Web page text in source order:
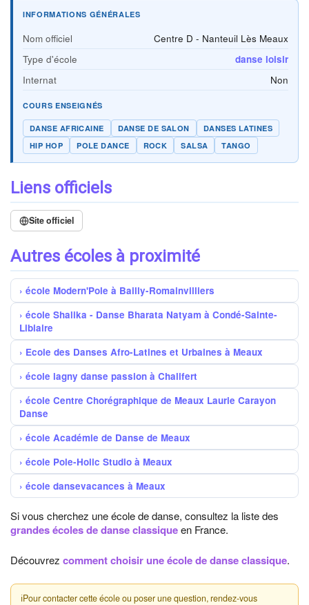
INFORMATIONS GÉNÉRALES
Nom officiel
Centre D - Nanteuil Lès Meaux
Type d'école
danse loisir
Internat
Non
COURS ENSEIGNÉS
DANSE AFRICAINE DANSE DE SALON
DANSES LATINES
HIP HOP
POLE DANCE ROCK SALSA TANGO
Liens officiels
Site officiel
Autres écoles à proximité
école Modern'Pole à Bailly-Romainvilliers
école Shalika - Danse Bharata Natyam à Condé-Sainte-
Libiaire
Ecole des Danses Afro-Latines et Urbaines à Meaux
école lagny danse passion à Chalifert
école Centre Chorégraphique de Meaux Laurie Carayon
Danse
école Académie de Danse de Meaux
école Pole-Holic Studio à Meaux
école dansevacances à Meaux
Si vous cherchez une école de danse, consultez la liste des
grandes écoles de danse classiqueen France.
Découvrez comment choisir une école de danse classique.
ℹPour contacter cette école ou poser une question, rendez-vous